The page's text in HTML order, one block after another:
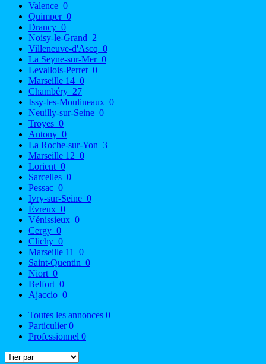
Valence 0
Quimper 0
Drancy 0
Noisy-le-Grand 2
Villeneuve-d'Ascq 0
La Seyne-sur-Mer 0
Levallois-Perret 0
Marseille 14 0
Chambéry 27
Issy-les-Moulineaux 0
Neuilly-sur-Seine 0
Troyes 0
Antony 0
La Roche-sur-Yon 3
Marseille 12 0
Lorient 0
Sarcelles 0
Pessac 0
Ivry-sur-Seine 0
Évreux 0
Vénissieux 0
Cergy 0
Clichy 0
Marseille 11
0
Saint-Quentin 0
Niort 0
Belfort 0
Ajaccio 0
Toutes les annonces 0
Particulier0
Professionnel 0